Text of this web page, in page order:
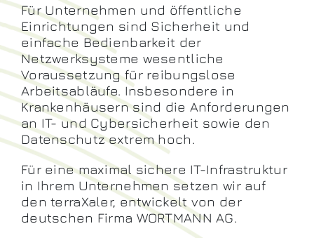
Für Unternehmen und öffentliche
Einrichtungen sind Sicherheit und
einfache Bedienbarkeit der
Netzwerksysteme wesentliche
Voraussetzung für reibungslose
Arbeitsabläufe. Insbesondere in
Krankenhäusern sind die Anforderungen
an IT- und Cybersicherheit sowie den
Datenschutz extrem hoch.
Für eine maximal sichere IT-Infrastruktur
in Ihrem Unternehmen setzen wir auf
den terraXaler, entwickelt von der
deutschen Firma WORTMANN AG.